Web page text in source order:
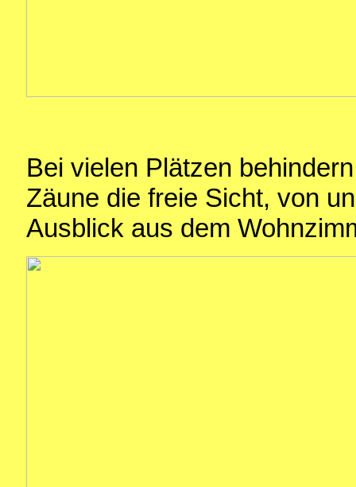
Bei vielen Plätzen
Zäune die freie Sicht, von
Ausblick aus dem